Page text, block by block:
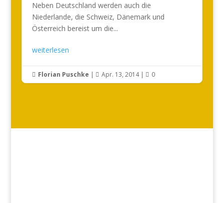
Neben Deutschland werden auch die
Niederlande, die Schweiz, Dänemark und
Österreich bereist um die...
weiterlesen
 Florian Puschke |  Apr. 13, 2014|  0